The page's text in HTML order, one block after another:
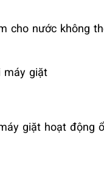
cho nước không
máy giặt
giặt hoạt động